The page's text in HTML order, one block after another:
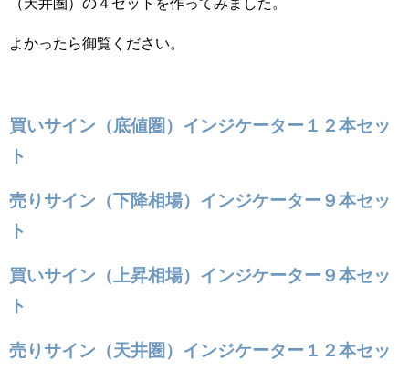
（天井圏）の４セットを作ってみました。
よかったら御覧ください。
買いサイン（底値圏）インジケーター１２本セッ
ト
売りサイン（下降相場）インジケーター９本セッ
ト
買いサイン（上昇相場）インジケーター９本セッ
ト
売りサイン（天井圏）インジケーター１２本セッ